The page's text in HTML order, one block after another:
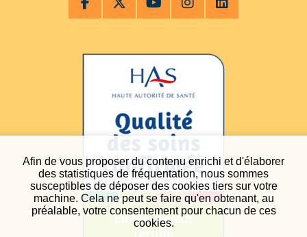
Afin de vous proposer du contenu enrichi et d'élaborer
des statistiques de fréquentation, nous sommes
susceptibles de déposer des cookies tiers sur votre
machine. Cela ne peut se faire qu'en obtenant, au
préalable, votre consentement pour chacun de ces
cookies.